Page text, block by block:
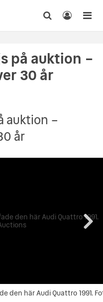
på auktion –
30 år
auktion –
år
den här Audi Quattro 1991.
den här Audi Quattro 1991.